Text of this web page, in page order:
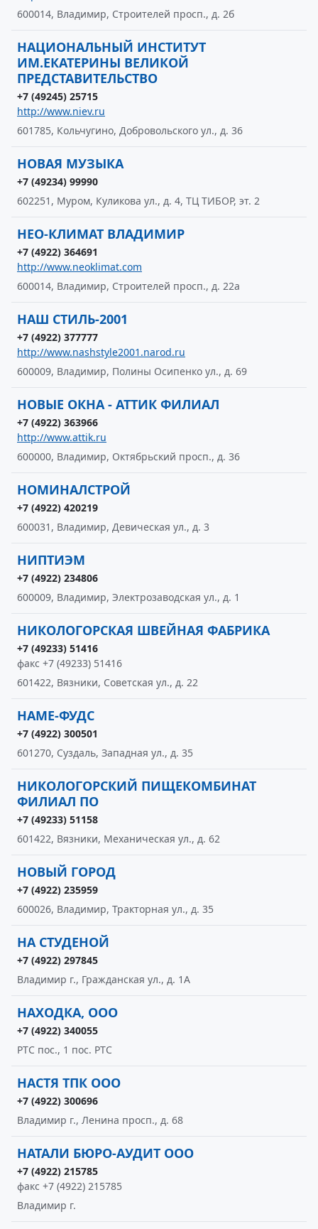
600014, Владимир, Строителей просп., д. 2б
НАЦИОНАЛЬНЫЙ ИНСТИТУТ
ИМ.ЕКАТЕРИНЫ ВЕЛИКОЙ
ПРЕДСТАВИТЕЛЬСТВО
+7 (49245) 25715
http://www.niev.ru
601785, Кольчугино, Добровольского ул., д. 36
НОВАЯ МУЗЫКА
+7 (49234) 99990
602251, Муром, Куликова ул., д. 4, ТЦ ТИБОР, эт. 2
НЕО-КЛИМАТ ВЛАДИМИР
+7 (4922) 364691
http://www.neoklimat.com
600014, Владимир, Строителей просп., д. 22а
НАШ СТИЛЬ-2001
+7 (4922) 377777
http://www.nashstyle2001.narod.ru
600009, Владимир, Полины Осипенко ул., д. 69
НОВЫЕ ОКНА - АТТИК ФИЛИАЛ
+7 (4922) 363966
http://www.attik.ru
600000, Владимир, Октябрьский просп., д. 36
НОМИНАЛСТРОЙ
+7 (4922) 420219
600031, Владимир, Девическая ул., д. 3
НИПТИЭМ
+7 (4922) 234806
600009, Владимир, Электрозаводская ул., д. 1
НИКОЛОГОРСКАЯ ШВЕЙНАЯ ФАБРИКА
+7 (49233) 51416
факс +7 (49233) 51416
601422, Вязники, Советская ул., д. 22
НАМЕ-ФУДС
+7 (4922) 300501
601270, Суздаль, Западная ул., д. 35
НИКОЛОГОРСКИЙ ПИЩЕКОМБИНАТ
ФИЛИАЛ ПО
+7 (49233) 51158
601422, Вязники, Механическая ул., д. 62
НОВЫЙ ГОРОД
+7 (4922) 235959
600026, Владимир, Тракторная ул., д. 35
НА СТУДЕНОЙ
+7 (4922) 297845
Владимир г., Гражданская ул., д. 1А
НАХОДКА, ООО
+7 (4922) 340055
РТС пос., 1 пос. РТС
НАСТЯ ТПК ООО
+7 (4922) 300696
Владимир г., Ленина просп., д. 68
НАТАЛИ БЮРО-АУДИТ ООО
+7 (4922) 215785
факс +7 (4922) 215785
Владимир г.